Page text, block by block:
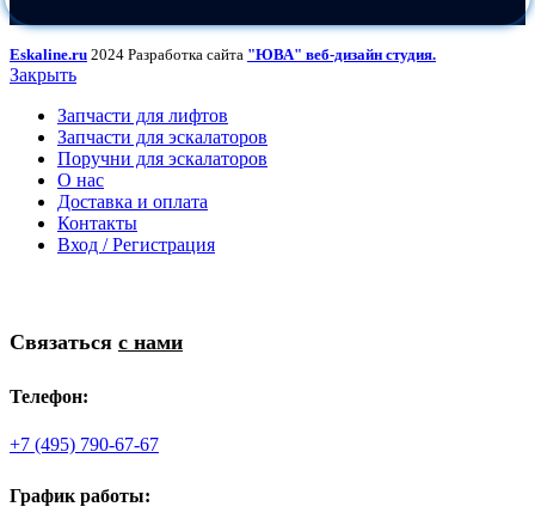
Eskaline.ru 2024 Разработка сайта "ЮВА" веб-дизайн студия.
Закрыть
Запчасти для лифтов
Запчасти для эскалаторов
Поручни для эскалаторов
О нас
Доставка и оплата
Контакты
Вход / Регистрация
Связаться с нами
Телефон:
+7 (495) 790-67-67
График работы: